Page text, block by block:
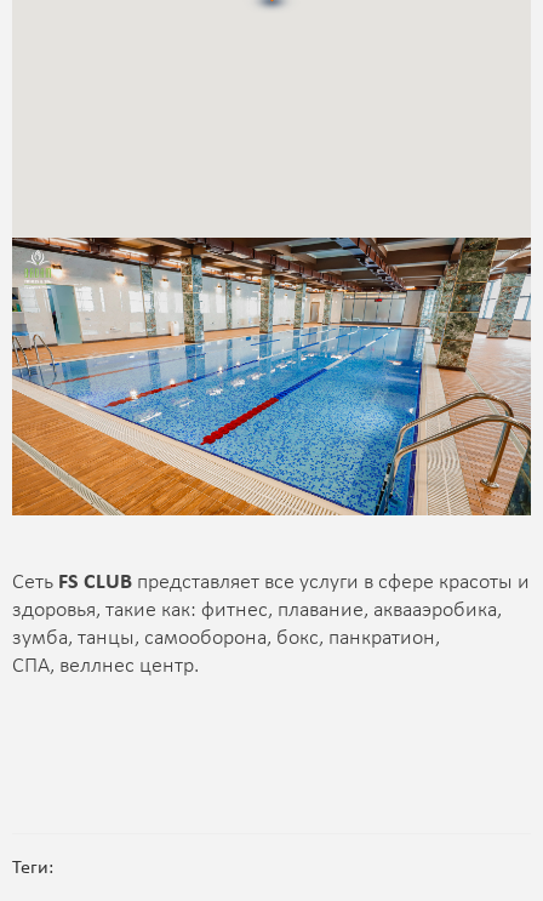
Сеть FS CLUB представляет все услуги в сфере красоты и
здоровья, такие как: фитнес, плавание, аквааэробика,
зумба, танцы, самооборона, бокс, панкратион,
СПА, веллнес центр.
Теги: